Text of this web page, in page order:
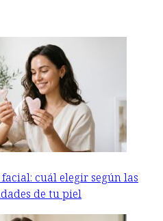
cuál elegir según las
de tu piel